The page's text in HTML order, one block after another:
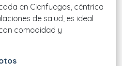
en Cienfuegos, céntrica
de salud, es ideal
comodidad y